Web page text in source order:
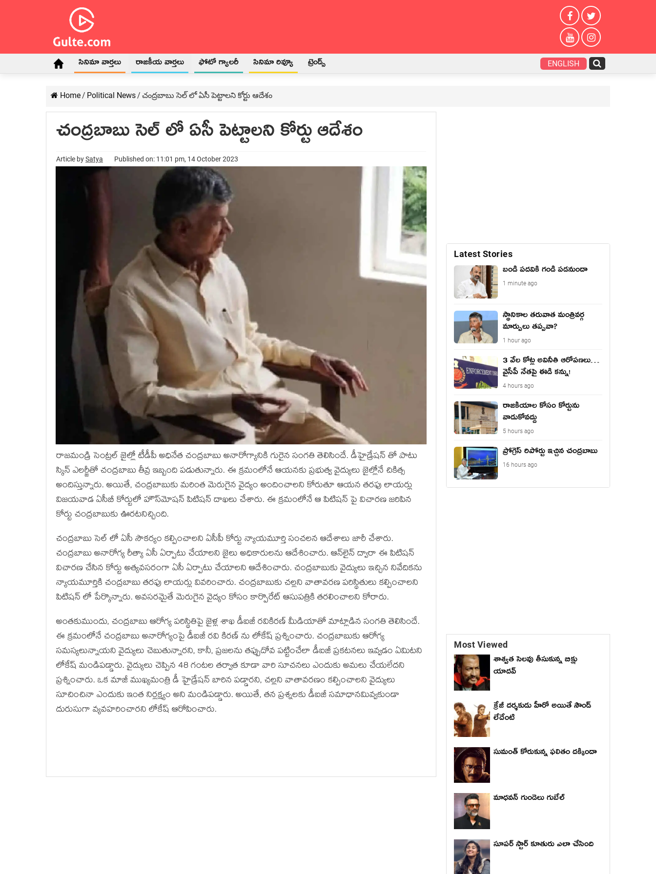
సినిమా వార్తలు రాజకీయ వార్తలు ఫోటో గ్యాలరీ సినిమా రివ్యూ ట్రెండ్స్ ENGLISH
Home/ Political News/ చంద్రబాబు సెల్ లో ఏసీ పెట్టాలని కోర్టు ఆదేశం
చంద్రబాబు సెల్ లో ఏసీ పెట్టాలని కోర్టు ఆదేశం
Article bySatya Published on: 11:01 pm, 14 October 2023
రాజమండ్రి సెంట్రల్ జైల్లో టీడీపీ అధినేత చంద్రబాబు అనారోగ్యానికి గురైన సంగతి తెలిసిందే. డీహైడ్రేషన్ తో పాటు
స్కిన్ ఎలర్జీతో చంద్రబాబు తీవ్ర ఇబ్బంది పడుతున్నారు. ఈ క్రమంలోనే ఆయనకు ప్రభుత్వ వైద్యులు జైల్లోనే చికిత్స
అందిస్తున్నారు. అయితే, చంద్రబాబుకు మరింత మెరుగైన వైద్యం అందించాలని కోరుతూ ఆయన తరఫు లాయర్లు
విజయవాడ ఏసీబీ కోర్టులో హౌస్‌మోషన్ పిటిషన్‌ దాఖలు చేశారు. ఈ క్రమంలోనే ఆ పిటిషన్ పై విచారణ జరిపిన
కోర్టు చంద్రబాబుకు ఊరటనిచ్చింది.
చంద్రబాబు సెల్ లో ఏసీ సౌకర్యం కల్పించాలని ఏసీపీ కోర్టు న్యాయమూర్తి సంచలన ఆదేశాలు జారీ చేశారు.
చంద్రబాబు అనారోగ్య రీత్యా ఏసీ ఏర్పాటు చేయాలని జైలు అధికారులను ఆదేశించారు. ఆన్‌లైన్ ద్వారా ఈ పిటిషన్
విచారణ చేసిన కోర్టు అత్యవసరంగా ఏసీ ఏర్పాటు చేయాలని ఆదేశించారు. చంద్రబాబుకు వైద్యులు ఇచ్చిన నివేదికను
న్యాయమూర్తికి చంద్రబాబు తరఫు లాయర్లు వివరించారు. చంద్రబాబుకు చల్లని వాతావరణ పరిస్థితులు కల్పించాలని
పిటిషన్ లో పేర్కొన్నారు. అవసరమైతే మెరుగైన వైద్యం కోసం కార్పొరేట్ ఆసుపత్రికి తరలించాలని కోరారు.
అంతకుముందు, చంద్రబాబు ఆరోగ్య పరిస్థితిపై జైళ్ల శాఖ డీఐజీ రవికిరణ్‌ మీడియాతో మాట్లాడిన సంగతి తెలిసిందే.
ఈ క్రమంలోనే చంద్రబాబు అనారోగ్యంపై డీఐజీ రవి కిరణ్‌ ను లోకేష్ ప్రశ్నించారు. చంద్రబాబుకు ఆరోగ్య
సమస్యలున్నాయని వైద్యులు చెబుతున్నారని, కానీ, ప్రజలను తప్పుదోవ పట్టించేలా డీఐజీ ప్రకటనలు ఇవ్వడం ఏమిటని
లోకేష్ మండిపడ్డారు. వైద్యులు చెప్పిన 48 గంటల తర్వాత కూడా వారి సూచనలు ఎందుకు అమలు చేయలేదని
ప్రశ్నించారు. ఒక మాజీ ముఖ్యమంత్రి డీ హైడ్రేషన్ బారిన పడ్డారని, చల్లని వాతావరణం కల్పించాలని వైద్యులు
సూచించినా ఎందుకు ఇంత నిర్లక్ష్యం అని మండిపడ్డారు. అయితే, తన ప్రశ్నలకు డీఐజీ సమాధానమివ్వకుండా
దురుసుగా వ్యవహరించారని లోకేష్ ఆరోపించారు.
Latest Stories
బండి పదవికి గండి పడనుందా
1 minute ago
స్థానికాల తరువాత మంత్రివర్గ
మార్పులు తప్పవా?
1 hour ago
3 వేల కోట్ల అవినీతి ఆరోపణలు…
వైసీపీ నేతపై ఈడి కన్ను!
4 hours ago
రాజ‌కీయాల కోసం కోర్టును
వాడుకోవ‌ద్దు
5 hours ago
ప్రోగ్రెస్ రిపోర్టు ఇచ్చిన చంద్ర‌బాబు
16 hours ago
Most Viewed
శాశ్వత సెలవు తీసుకున్న బిక్షు
యాదవ్
క్రేజీ దర్శకుడు హీరో అయితే సౌండ్
లేదేంటి
సుమంత్ కోరుకున్న ఫలితం దక్కిందా
మాధ‌వ‌న్ గుండెలు గుబేల్‌
సూపర్ స్టార్ కూతురు ఎలా చేసింది